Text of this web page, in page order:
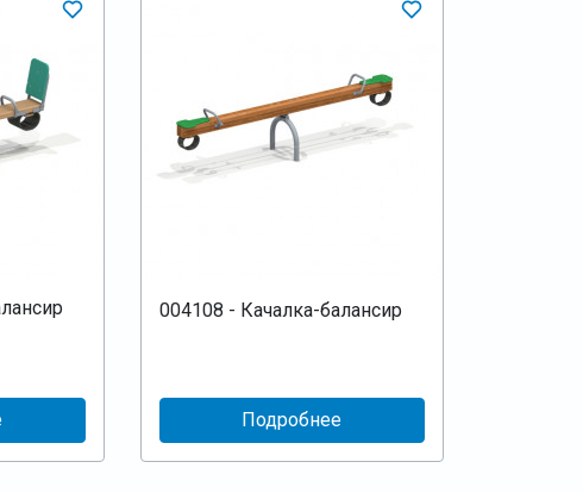
004108 - Качалка-балансир
Подробнее